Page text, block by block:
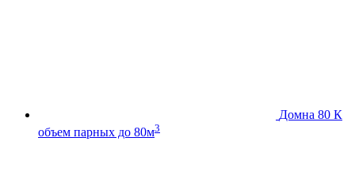
Домна 80 К
объем парных до 80м3